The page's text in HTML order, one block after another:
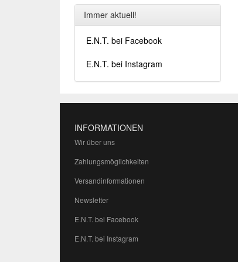
Immer aktuell!
E.N.T. bei Facebook
E.N.T. bei Instagram
INFORMATIONEN
Wir über uns
Zahlungsmöglichkeiten
Versandinformationen
Newsletter
E.N.T. bei Facebook
E.N.T. bei Instagram